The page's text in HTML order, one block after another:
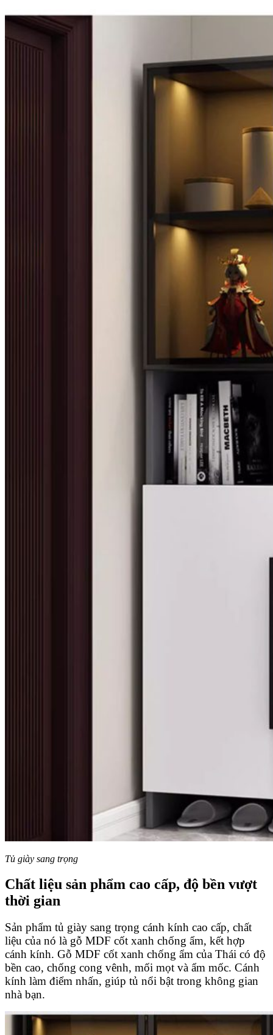
Tủ giày sang trọng
Chất liệu sản phẩm cao cấp, độ bền vượt
thời gian
Sản phẩm tủ giày sang trọng cánh kính cao cấp, chất
liệu của nó là gỗ MDF cốt xanh chống ẩm, kết hợp
cánh kính. Gỗ MDF cốt xanh chống ẩm của Thái có độ
bền cao, chống cong vênh, mối mọt và ẩm mốc. Cánh
kính làm điểm nhấn, giúp tủ nổi bật trong không gian
nhà bạn.